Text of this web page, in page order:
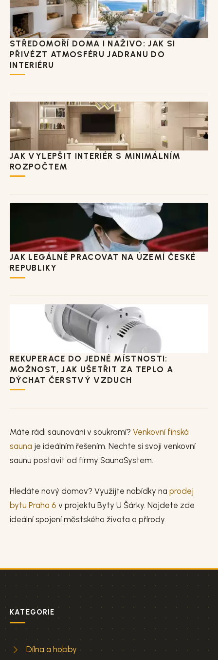
STŘEDOMOŘÍ DOMA I NAŽIVO: JAK SI
PŘIVÉZT ATMOSFÉRU JADRANU DO
INTERIÉRU
JAK VYLEPŠIT INTERIÉR S MINIMÁLNÍM
ROZPOČTEM
JAK LEGÁLNĚ PRACOVAT NA ÚZEMÍ ČESKÉ
REPUBLIKY
REKUPERACE DO JEDNÉ MÍSTNOSTI:
MOŽNOST, JAK UŠETŘIT ZA TEPLO A
DÝCHAT ČERSTVÝ VZDUCH
Máte rádi saunování v soukromí? Venkovní finská
sauna je ideálním řešením. Nechte si svoji venkovní
saunu postavit od firmy SaunaSystem.
Hledáte nový domov? Využijte nabídky na prodej
bytu Praha 6 v projektu Byty U Šárky. Najdete zde
ideální spojení městského života a přírody.
KATEGORIE
Dílna a hobby